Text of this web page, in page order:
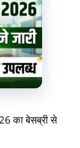
का बेसब्री से